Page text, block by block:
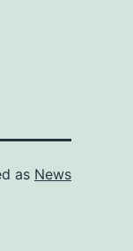
as News